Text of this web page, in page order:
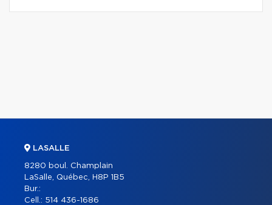
LASALLE
8280 boul. Champlain
LaSalle, Québec, H8P 1B5
Bur.:
Cell.: 514 436-1686